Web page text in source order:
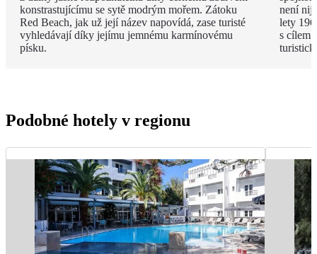
konstrastujícímu se sytě modrým mořem. Zátoku
Red Beach, jak už její název napovídá, zase turisté
vyhledávají díky jejímu jemnému karmínovému
písku.
není
lety
s cílem
Podobné hotely v regionu